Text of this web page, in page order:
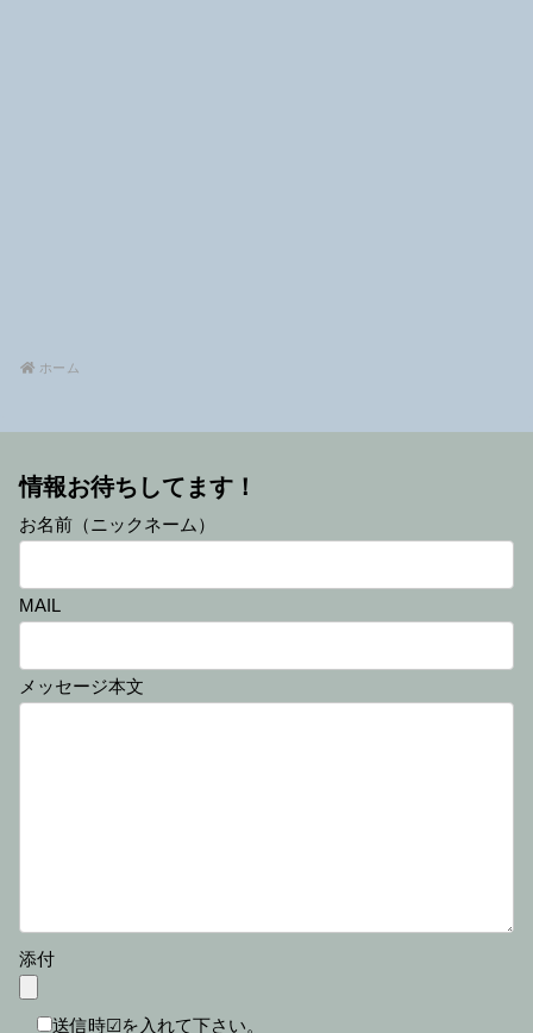
ホーム
情報お待ちしてます！
お名前（ニックネーム）
MAIL
メッセージ本文
添付
送信時☑を入れて下さい。